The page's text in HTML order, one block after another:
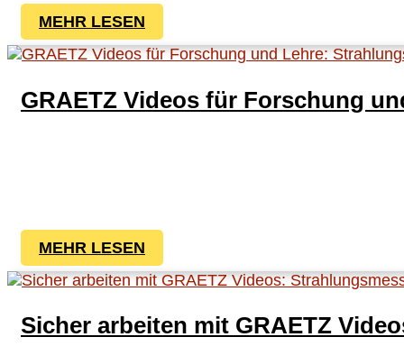
MEHR LESEN
GRAETZ Videos für Forschung
MEHR LESEN
Sicher arbeiten mit GRAETZ